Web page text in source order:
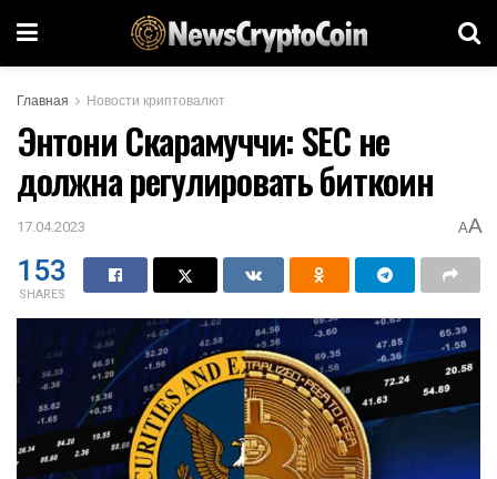
Главная Новости криптовалют
Энтони Скарамуччи: SEC не
должна регулировать биткоин
17.04.2023 AA
153
SHARES